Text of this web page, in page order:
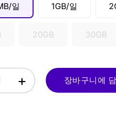
일 1GB/일
20GB 30GB
quantity
장바구니에